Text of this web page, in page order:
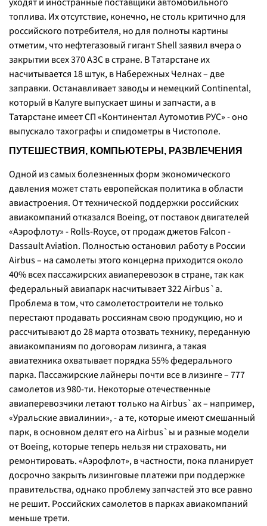
топлива. Их отсутствие, конечно, не столь критично для
российского потребителя, но для полноты картины
отметим, что нефтегазовый гигант Shell заявил вчера о
закрытии всех 370 АЗС в стране. В Татарстане их
насчитывается 18 штук, в Набережных Челнах – две
заправки. Останавливает заводы и немецкий Continental,
который в Калуге выпускает шины и запчасти, а в
Татарстане имеет СП «Континентал Аутомотив РУС» - оно
выпускало тахографы и спидометры в Чистополе.
ПУТЕШЕСТВИЯ, КОМПЬЮТЕРЫ, РАЗВЛЕЧЕНИЯ
Одной из самых болезненных форм экономического
давления может стать европейская политика в области
авиастроения. От технической поддержки российских
авиакомпаний отказался Boeing, от поставок двигателей
«Аэрофлоту» - Rolls-Royce, от продаж джетов Falcon -
Dassault Aviation. Полностью остановил работу в России
Airbus – на самолеты этого концерна приходится около
40% всех пассажирских авиаперевозок в стране, так как
федеральный авиапарк насчитывает 322 Airbus`а.
Проблема в том, что самолетостроители не только
перестают продавать россиянам свою продукцию, но и
рассчитывают до 28 марта отозвать технику, переданную
авиакомпаниям по договорам лизинга, а такая
авиатехника охватывает порядка 55% федерального
парка. Пассажирские лайнеры почти все в лизинге – 777
самолетов из 980-ти. Некоторые отечественные
авиаперевозчики летают только на Airbus`ах – например,
«Уральские авиалинии», - а те, которые имеют смешанный
парк, в основном делят его на Airbus`ы и разные модели
от Boeing, которые теперь нельзя ни страховать, ни
ремонтировать. «Аэрофлот», в частности, пока планирует
досрочно закрыть лизинговые платежи при поддержке
правительства, однако проблему запчастей это все равно
не решит. Российских самолетов в парках авиакомпаний
меньше трети.